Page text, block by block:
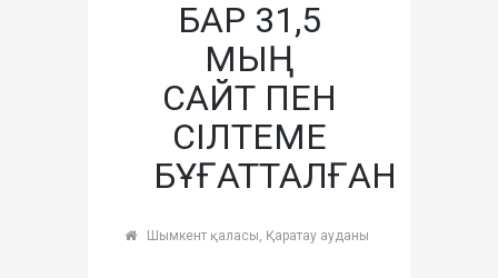
БАР 31,5
МЫҢ
САЙТ ПЕН
СІЛТЕМЕ
БҰҒАТТАЛҒАН
Шымкент қаласы, Қаратау ауданы